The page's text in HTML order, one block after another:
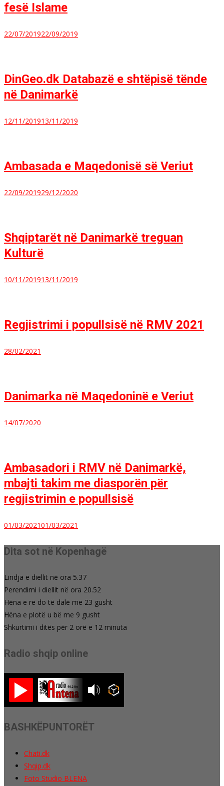
fesë Islame
22/07/201922/09/2019
DinGeo.dk Databazë e shtëpisë tënde
në Danimarkë
12/11/201913/11/2019
Ambasada e Maqedonisë së Veriut
22/09/201929/12/2020
Shqiptarët në Danimarkë treguan
Kulturë
10/11/201913/11/2019
Regjistrimi i popullsisë në RMV 2021
28/02/2021
Danimarka në Maqedoninë e Veriut
14/07/2020
Ambasadori i RMV në Danimarkë,
mbajti takim me diasporën për
regjistrimin e popullsisë
01/03/202101/03/2021
Dita sot në Kopenhagë
Lindja e diellit në ora 5.37
Perendimi i diellit në ora 20.52
Hëna e re do të dalë me 23 gusht
Hëna e plotë u bë me 9 gusht
Shkurtimi i ditës për 2 orë e 12 minuta
Radio shqip online
BASHKËPUNTORËT
Chati.dk
Shqip.dk
Foto Studio BLENA